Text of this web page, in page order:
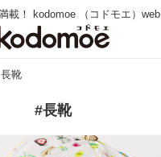
載！ kodomoe （コドモエ）web
靴
#長靴